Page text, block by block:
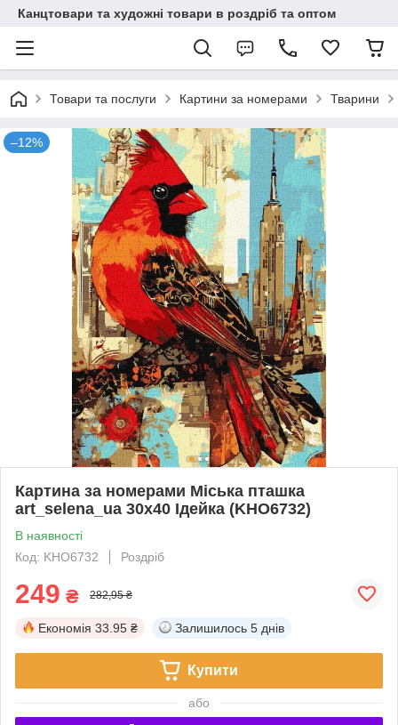
Канцтовари та художні товари в роздріб та оптом
Товари та послуги Картини за номерами Тварини
–12%
Картина за номерами Міська пташка
art_selena_ua 30х40 Ідейка (KHO6732)
В наявності
Код: KHO6732
Роздріб
249 ₴ 282,95 ₴
Економія 33.95 ₴ Залишилось 5 днів
Купити
або